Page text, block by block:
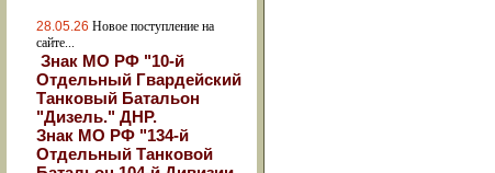
28.05.26 Новое поступление на
сайте...
Знак МО РФ "10-й
Отдельный Гвардейский
Танковый Батальон
"Дизель." ДНР.
Знак МО РФ "134-й
Отдельный Танковой